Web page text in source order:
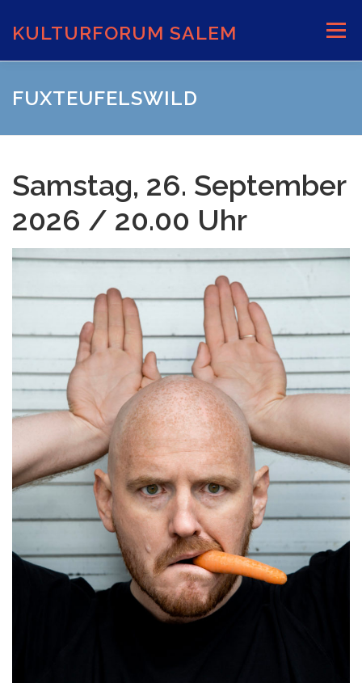
springen
KULTURFORUM SALEM Menü
AKTUELLES VERANSTALTUNGEN
FUXTEUFELSWILD
Samstag, 26. September
2026 / 20.00 Uhr